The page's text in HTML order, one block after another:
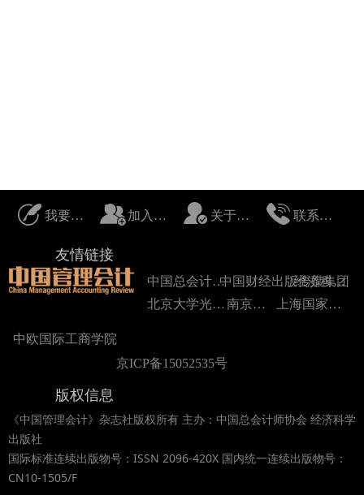
我要投稿 加入我们 关于我们 联系我们
友情链接
版权信息
《中国管理会计》杂志社版权所有 主办：中国总会计师协会 经济科学
出版社
国际标准连续出版物号：ISSN 2096-420X 国内统一连续出版物号：
CN10-1505/F
中国总会计师协会中国财经出版传媒集团
经济科学出版社
中欧国际工商学院
北京大学光华管理学院 南京大学 上海国家会计学院
京ICP备15052535号